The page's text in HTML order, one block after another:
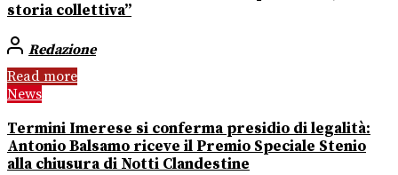
storia collettiva”
Redazione
Read more
News
Termini Imerese si conferma presidio di legalità:
Antonio Balsamo riceve il Premio Speciale Stenio
alla chiusura di Notti Clandestine